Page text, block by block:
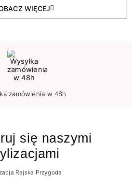
WIĘCEJ
zamówienia w 48h
się naszymi
Rajska Przygoda